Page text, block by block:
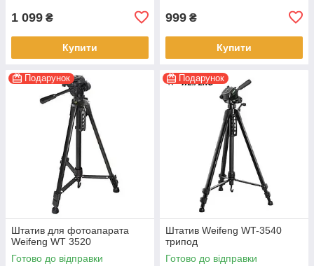
1 099 ₴
Купити
999 ₴
Купити
Подарунок
Штатив для фотоапарата
Weifeng WT 3520
Готово до відправки
Подарунок
Штатив Weifeng WT-3540
трипод
Готово до відправки